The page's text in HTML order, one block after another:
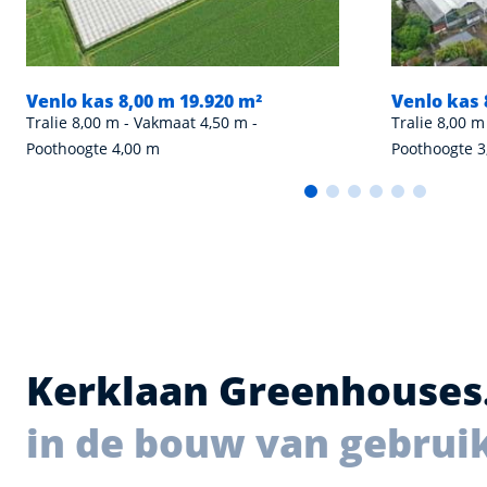
Venlo kas 8,00 m 19.920 m²
Tralie 8,00 m - Vakmaat 4,50 m -
Poothoogte 4,00 m
Venlo kas
Tralie 8,00
Poothoogte
Kerklaan
in de bouw van